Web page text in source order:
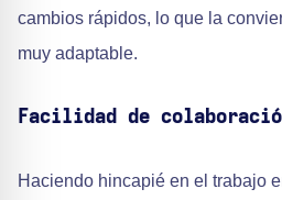
cambios rápidos, lo que la
muy adaptable.
Facilidad de
Haciendo hincapié en el trabajo